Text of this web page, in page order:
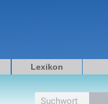
Lexikon
Suche